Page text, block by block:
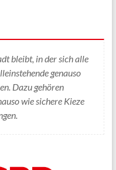
bleibt, in der sich alle
genauso
Dazu gehören
wie sichere Kieze